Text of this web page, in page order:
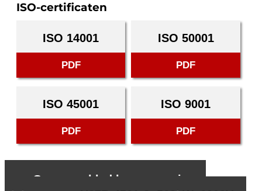
ISO-certificaten
ISO 14001
PDF
ISO 50001
PDF
ISO 45001
PDF
ISO 9001
PDF
Gegevensblad hoogspannings-